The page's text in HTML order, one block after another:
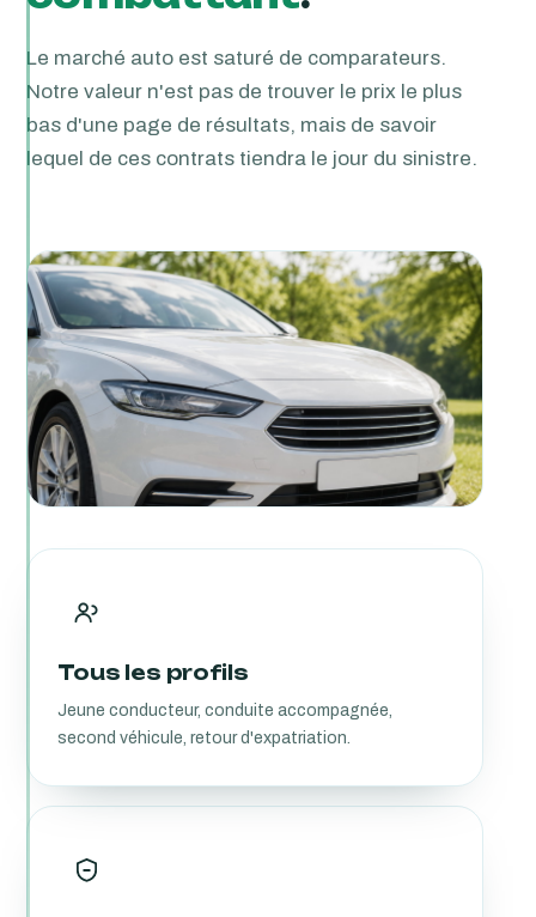
Le marché auto est saturé de comparateurs.
Notre valeur n'est pas de trouver le prix le plus
bas d'une page de résultats, mais de savoir
lequel de ces contrats tiendra le jour du sinistre.
Tous les profils
Jeune conducteur, conduite accompagnée,
second véhicule, retour d'expatriation.